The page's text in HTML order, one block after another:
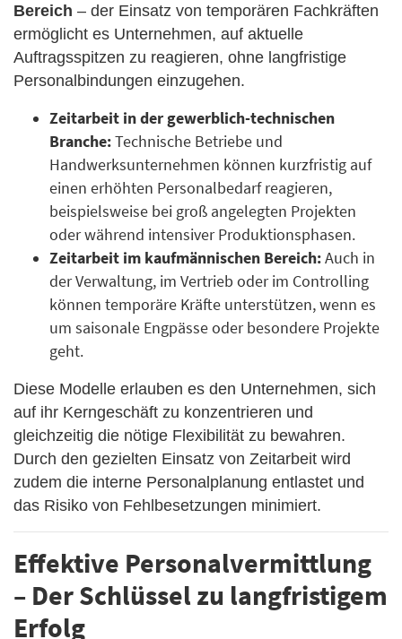
Bereich – der Einsatz von temporären Fachkräften
ermöglicht es Unternehmen, auf aktuelle
Auftragsspitzen zu reagieren, ohne langfristige
Personalbindungen einzugehen.
Zeitarbeit in der gewerblich-technischen
Branche:Technische Betriebe und
Handwerksunternehmen können kurzfristig auf
einen erhöhten Personalbedarf reagieren,
beispielsweise bei groß angelegten Projekten
oder während intensiver Produktionsphasen.
Zeitarbeit im kaufmännischen Bereich:Auch in
der Verwaltung, im Vertrieb oder im Controlling
können temporäre Kräfte unterstützen, wenn es
um saisonale Engpässe oder besondere Projekte
geht.
Diese Modelle erlauben es den Unternehmen, sich
auf ihr Kerngeschäft zu konzentrieren und
gleichzeitig die nötige Flexibilität zu bewahren.
Durch den gezielten Einsatz von Zeitarbeit wird
zudem die interne Personalplanung entlastet und
das Risiko von Fehlbesetzungen minimiert.
Effektive Personalvermittlung
– Der Schlüssel zu langfristigem
Erfolg